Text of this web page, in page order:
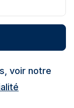
voir notre